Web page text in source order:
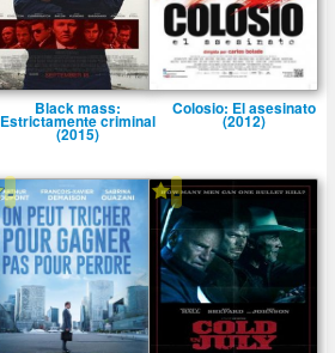
Black mass:
Estrictamente criminal
(2015)
Colosio: El asesinato
(2012)
- -